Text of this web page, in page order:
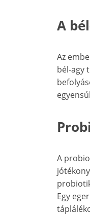
A
Az
bél-agy
A
Egy